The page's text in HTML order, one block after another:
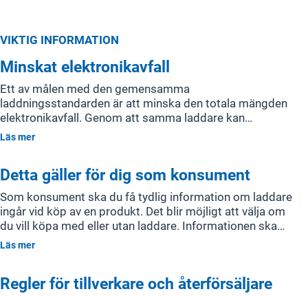
VIKTIG INFORMATION
Minskat elektronikavfall
Ett av målen med den gemensamma
laddningsstandarden är att minska den totala mängden
elektronikavfall. Genom att samma laddare kan
användas till flera produkter, minskar behovet av att
och minskad resursförbrukning i tillverkningsledet.
Läs mer
Detta gäller för dig som konsument
Som konsument ska du få tydlig information om laddare
ingår vid köp av en produkt. Det blir möjligt att välja om
du vill köpa med eller utan laddare. Informationen ska
framgå genom märkning på förpackningen samt i
laddare som krävs.
Läs mer
Regler för tillverkare och återförsäljare